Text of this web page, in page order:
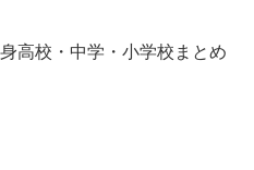
高校・中学・小学校まとめ